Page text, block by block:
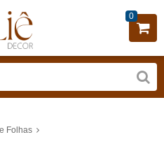
0
Folhas